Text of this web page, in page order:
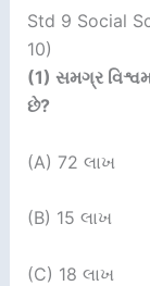
Std 9 Social
10)
(1) સમગ્ર
છે?
(A) 72 લાખ
(B) 15 લાખ
(C) 18 લાખ